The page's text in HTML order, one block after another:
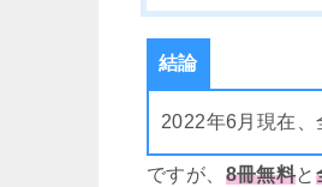
結論
2022年6月現在、
ですが、 8冊無料と